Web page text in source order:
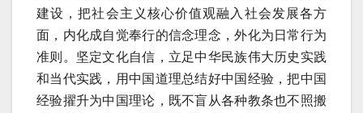
建设，把社会主义核心价值观融入社会发展各方
面，内化成自觉奉行的信念理念，外化为日常行为
准则。坚定文化自信，立足中华民族伟大历史实践
和当代实践，用中国道理总结好中国经验，把中国
经验擢升为中国理论，既不盲从各种教条也不照搬